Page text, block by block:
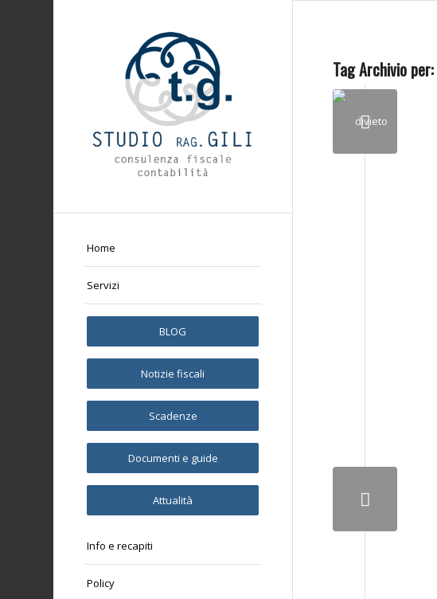
Home
Servizi
BLOG
Notizie fiscali
Scadenze
Documenti e guide
Attualità
Info e recapiti
Policy
Tag Archivio per: